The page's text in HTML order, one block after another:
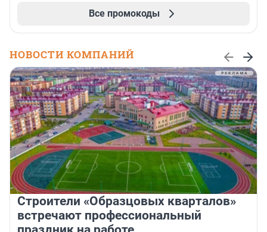
Все промокоды
НОВОСТИ КОМПАНИЙ
Строители «Образцовых кварталов»
встречают профессиональный